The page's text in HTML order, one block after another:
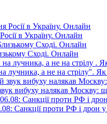
в Україну. Онлайн
Сході. Онлайн
лучника, а не на стрілу". Як
вибуху налякав Москву:
Санкції проти РФ і дрон